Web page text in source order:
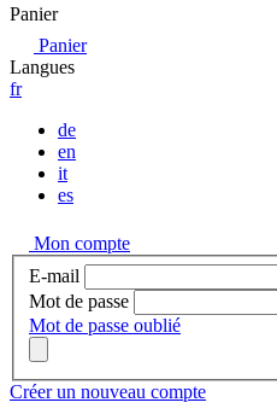
Panier
Panier
Langues
fr
de
en
it
es
Mon compte
E-mail
Mot de passe
Mot de passe oublié
Créer un nouveau compte